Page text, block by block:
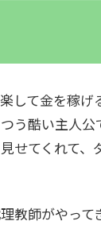
して金を稼
う酷い主人
せてくれて
教師がやっ